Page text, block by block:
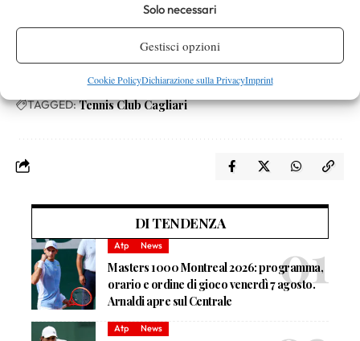
Solo necessari
Gestisci opzioni
Cookie PolicyDichiarazione sulla PrivacyImprint
6. Club Tennis Ceriano, 2 punti
7. Tennis Club Baratoff, 2 punti
TAGGED:Tennis Club Cagliari
DI TENDENZA
Atp News
Masters 1000 Montreal 2026: programma,
orario e ordine di gioco venerdì 7 agosto.
Arnaldi apre sul Centrale
Atp News